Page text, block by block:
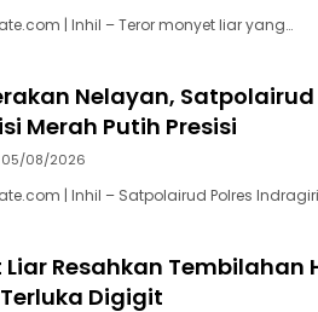
| Inhil – Teror monyet liar yang…
Nelayan, Satpolairud
Merah Putih Presisi
05/08/2026
| Inhil – Satpolairud Polres Indragiri
Resahkan Tembilahan
Digigit